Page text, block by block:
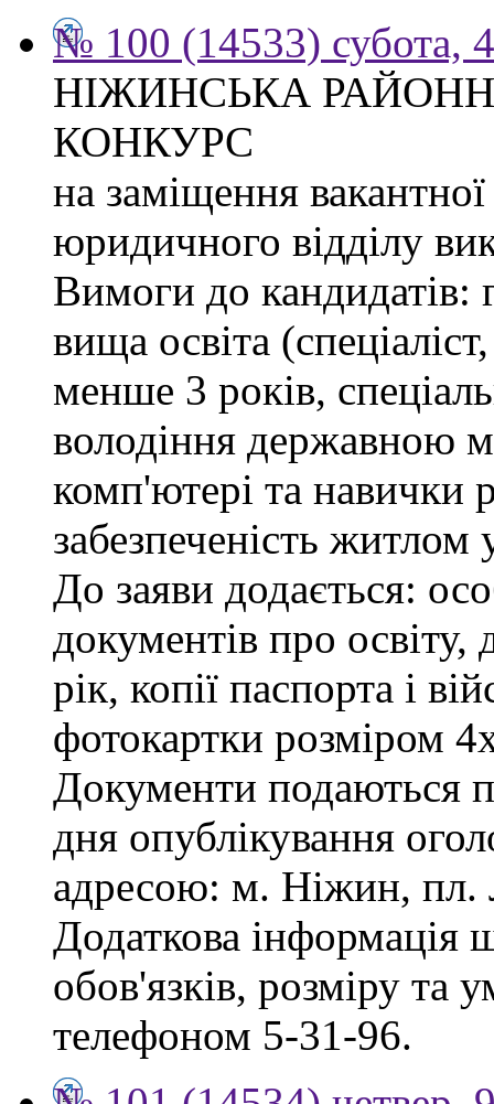
№ 100 (14533) субота,
НІЖИНСЬКА
КОНКУРС
на заміщення
юридичного відділу
Вимоги до кандидатів:
вища освіта
менше 3 років,
володіння державною
комп'ютері та навички
забезпеченість житлом
До заяви додається:
документів про
рік, копії паспорта і
фотокартки розміром
Документи подаються
дня опублікування
адресою: м. Ніжин, пл.
Додаткова інформація
обов'язків, розміру та
телефоном 5-31-96.